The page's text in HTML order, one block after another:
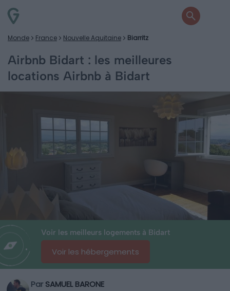
Monde France Nouvelle Aquitaine Biarritz
Airbnb Bidart : les meilleures
locations Airbnb à Bidart
Voir les meilleurs logements à Bidart
Voir les hébergements
Par SAMUEL BARONE